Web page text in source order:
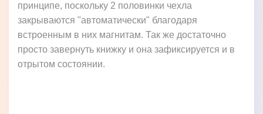
принципе, поскольку 2 половинки чехла
закрываются "автоматически" благодаря
встроенным в них магнитам. Так же достаточно
просто завернуть книжку и она зафиксируется и в
отрытом состоянии.